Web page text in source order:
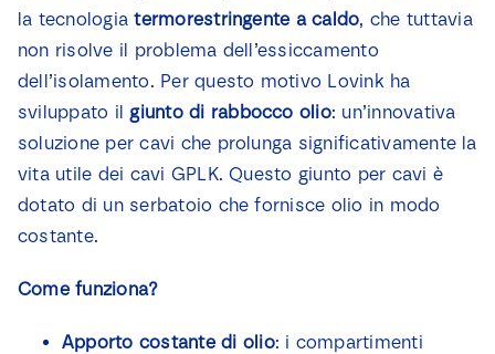
la tecnologiatermorestringente a caldo, che tuttavia
non risolve il problema dell’essiccamento
dell’isolamento. Per questo motivo Lovink ha
sviluppato ilgiunto di rabbocco olio: un’innovativa
soluzione per cavi che prolunga significativamente la
vita utile dei cavi GPLK. Questo giunto per cavi è
dotato di un serbatoio che fornisce olio in modo
costante.
Come funziona?
Apporto costante di olio: i compartimenti